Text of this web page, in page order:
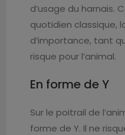
d’usage du harnais.
quotidien classique,
d’importance, tant
risque pour l’animal.
En forme de Y
Sur le poitrail de
forme de Y. Il ne